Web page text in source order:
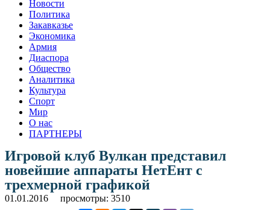
Новости
Политика
Закавказье
Экономика
Армия
Диаспора
Общество
Аналитика
Культура
Спорт
Мир
О нас
ПАРТНЕРЫ
Игровой клуб Вулкан представил
новейшие аппараты НетЕнт с
трехмерной графикой
01.01.2016 просмотры: 3510